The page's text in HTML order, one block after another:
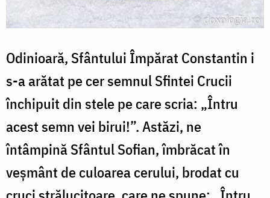
Odinioară, Sfântului Împărat Constantin i
s-a arătat pe cer semnul Sfintei Crucii
închipuit din stele pe care scria: „Întru
acest semn vei birui!”. Astăzi, ne
întâmpină Sfântul Sofian, îmbrăcat în
veșmânt de culoarea cerului, brodat cu